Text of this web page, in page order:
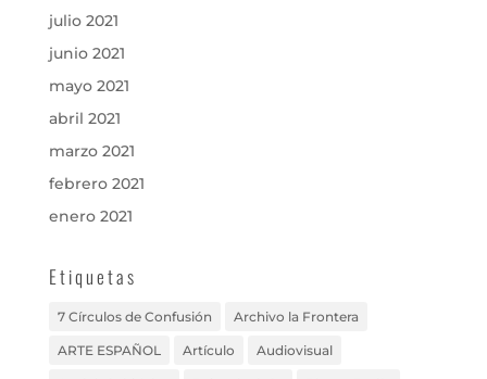
julio 2021
junio 2021
mayo 2021
abril 2021
marzo 2021
febrero 2021
enero 2021
Etiquetas
7 Círculos de Confusión Archivo la Frontera
ARTE ESPAÑOL Artículo Audiovisual